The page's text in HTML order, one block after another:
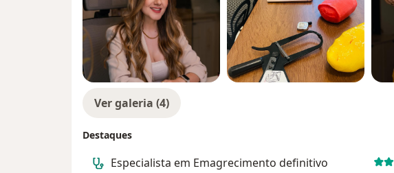
Ver galeria (4)
Destaques
Especialista em Emagrecimento definitivo